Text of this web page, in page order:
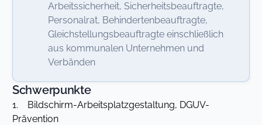
Arbeitssicherheit, Sicherheitsbeauftragte,
Personalrat, Behindertenbeauftragte,
Gleichstellungsbeauftragte einschließlich
aus kommunalen Unternehmen und
Verbänden
Schwerpunkte
1. Bildschirm-Arbeitsplatzgestaltung, DGUV-
Prävention